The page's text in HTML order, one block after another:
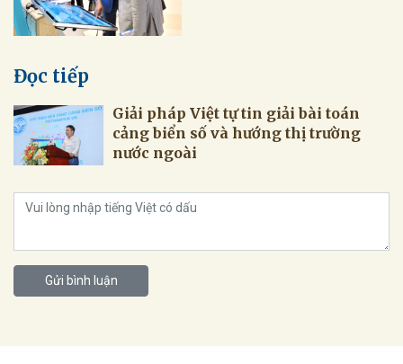
Đọc tiếp
Giải pháp Việt tự tin giải bài toán
cảng biển số và hướng thị trường
nước ngoài
Gửi bình luận